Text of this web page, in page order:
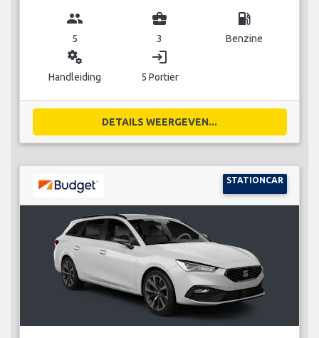
group
5
business_center
3
local_gas_station
Benzine
miscellaneous_services
Handleiding
login
5 Portier
DETAILS WEERGEVEN...
STATIONCAR